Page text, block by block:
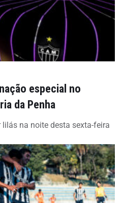
especial no
da Penha
na noite desta sexta-feira